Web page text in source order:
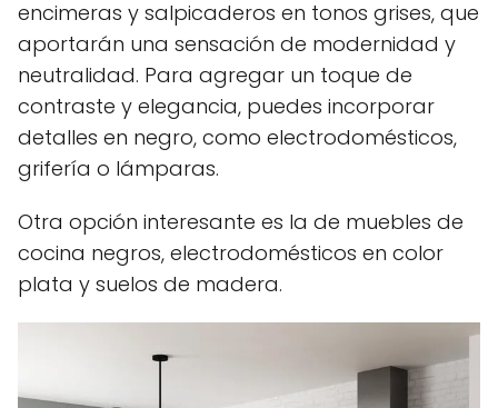
encimeras y salpicaderos en tonos grises, que
aportarán una sensación de modernidad y
neutralidad. Para agregar un toque de
contraste y elegancia, puedes incorporar
detalles en negro, como electrodomésticos,
grifería o lámparas.
Otra opción interesante es la de muebles de
cocina negros, electrodomésticos en color
plata y suelos de madera.